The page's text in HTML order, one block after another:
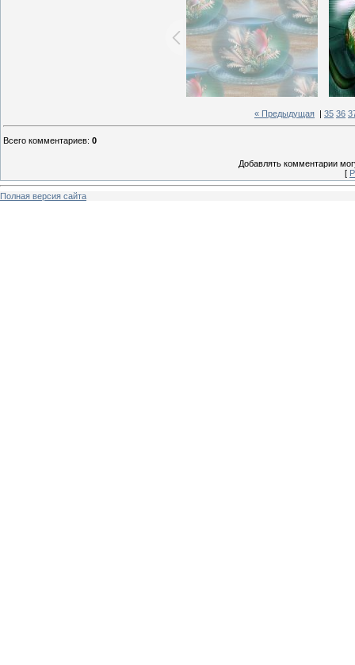
« Предыдущая 35 36
Всего комментариев: 0
Добавлять комментарии
[
Полная версия сайта